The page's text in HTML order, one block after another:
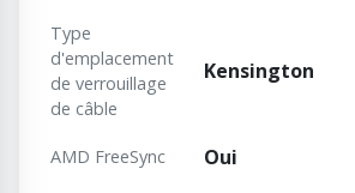
Type
d'emplacement
de verrouillage
de câble
Kensington
AMD FreeSync Oui